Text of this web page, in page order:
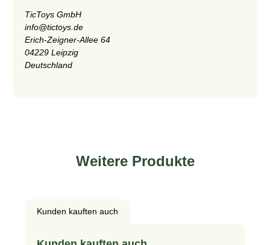
TicToys GmbH
info@tictoys.de
Erich-Zeigner-Allee 64
04229 Leipzig
Deutschland
Weitere Produkte
Kunden kauften auch
Produktgalerie überspringen